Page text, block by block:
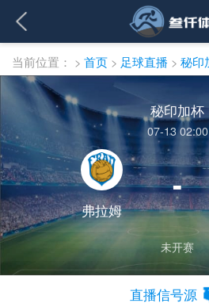
当前位置： > 首页 > 足球直播 >
秘印加杯
07-13 02:00
弗拉姆
-
未开赛
直播信号源